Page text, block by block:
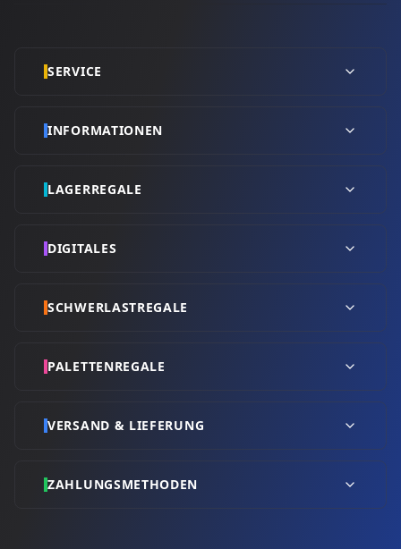
SERVICE
INFORMATIONEN
LAGERREGALE
DIGITALES
SCHWERLASTREGALE
PALETTENREGALE
VERSAND & LIEFERUNG
ZAHLUNGSMETHODEN